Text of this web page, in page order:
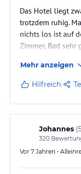
Das Hotel liegt
trotzdem ruhig.
nichts los ist auf
Zimmer, Bad sehr
Mehr anzeigen
Hilfreich
Johannes (
320
Vor 7 Jahren •